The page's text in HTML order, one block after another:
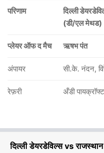
दिल्ली डेयरडेविल्स vs
परिणाम
दिल्ली
(डी/एल मेथड)
प्लेयर ऑफ द मैच ऋषभ पंत
अंपायर सी.के. नंदन,
रेफ़री अँडी पायक्रॉफ्ट